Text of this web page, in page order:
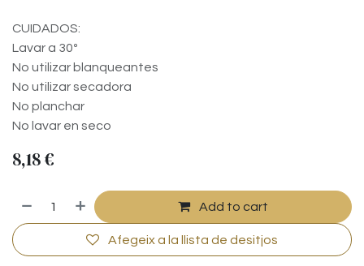
CUIDADOS:
Lavar a 30º
No utilizar blanqueantes
No utilizar secadora
No planchar
No lavar en seco
8,18€
Add to cart
Afegeix a la llista de desitjos